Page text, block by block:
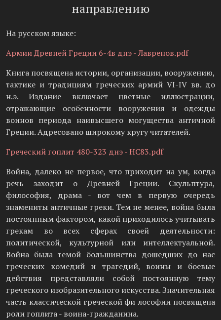
направлению
На русском языке:
Армии Древней Греции 6-4в днэ - Лавренов.pdf
Книга посвящена истории, организации, вооружению,
тактике и традициям греческих армий VI-IV вв. до
н.э. Издание включает цветные иллюстрации,
отражающие особенности вооружения и одежды
воинов периода наивысшего могущества античной
Греции. Адресовано широкому кругу читателей.
Греческий гоплит 480-323 днэ - НС83.pdf
Война, далеко не первое, что приходит на ум, когда
речь заходит о Древней Греции. Скульптура,
философия, драма - вот чем в первую очередь
знамениты античные греки. Тем не менее, война была
постоянным фактором, какой приходилось учитывать
грекам во всех сферах своей деятельности:
политической, культурной или интеллектуальной.
Война была темой большинства дошедших до нас
греческих комедий и трагедий, воины и боевые
действия представляли собой постоянную тему
греческого изобразительного искусства. Значительная
часть классической греческой фи лософии посвящена
роли гоплита - воина-гражданина.